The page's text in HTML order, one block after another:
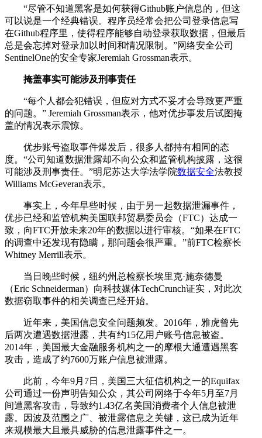
“尽管不知道黑客是如何获得Github账户信息的，但这
可以说是一个经典错误。程序员经常会把公司登录信息写
在Github程序里，使得程序能够自动登录获取数据，但最后
总是会忘掉对登录加以时间和情况限制。”网络安全公司
SentinelOne的安全专家Jeremiah Grossman表示。
掩盖事实可能涉及刑事责任
“每个人都会犯错误，但应对方式不妥才会导致更严重
的问题。” Jeremiah Grossman表示，他对优步事发后试图掩
盖的情况表示震惊。
优步账号盗取事件爆发后，很多人都持有相同的态
度。“公司知道数据泄露却不向公众和监管机构披露，这很
可能涉及刑事责任。”明尼苏达大学法学院数据安全法教授
Williams McGeveran表示。
事实上，今年早些时候，由于另一起数据泄漏事件，
优步已经和监管机构美国联邦贸易委员会（FTC）达成一
致，向FTC开放未来20年的数据以进行审核。“如果在FTC
的调查中还发现有隐瞒，那问题会很严重。”前FTC检察长
Whitney Merrill表示。
当日晚些时候，纽约州总检察长埃里克·施奈德曼
（Eric Schneiderman）向科技媒体TechCrunch证实，对此次
数据窃取事件的相关调查已经开始。
近年来，美国信息安全问题频发。2016年，雅虎曾先
后两次遭遇数据泄露，共有约15亿用户账号信息被盗。
2014年，美国最大金融服务机构之一的摩根大通遭遇黑客
攻击，造成了约7600万账户信息被泄露。
此前，今年9月7日，美国三大征信机构之一的Equifax
公司通过一份声明告知公众，其公司网络于今年5月至7月
间遭黑客攻击，导致约1.43亿名美国消费者个人信息被泄
露。因波及范围之广、被泄露信息之关键，这已成为近年
来规模最大且最具威胁的信息泄露事件之一。